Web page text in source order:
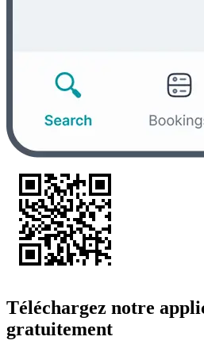
Téléchargez notre
gratuitement